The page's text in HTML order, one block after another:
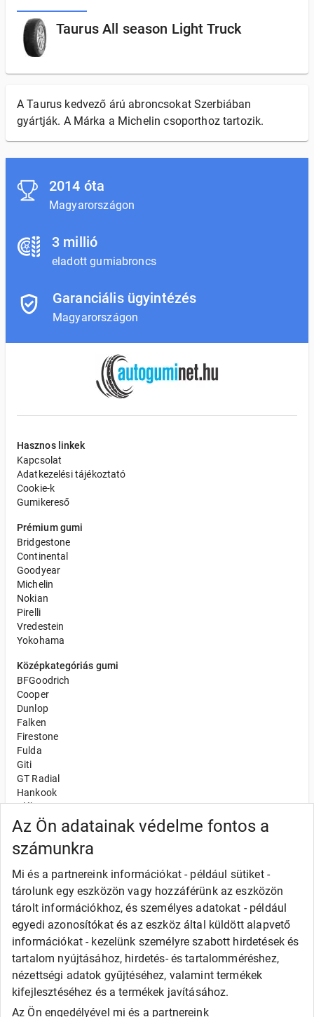
Taurus All season Light Truck
A Taurus kedvező árú abroncsokat Szerbiában
gyártják. A Márka a Michelin csoporthoz tartozik.
Az Ön adatainak védelme fontos a
számunkra
Mi és a partnereink információkat - például sütiket -
tárolunk egy eszközön vagy hozzáférünk az eszközön
tárolt információkhoz, és személyes adatokat - például
egyedi azonosítókat és az eszköz által küldött alapvető
információkat - kezelünk személyre szabott hirdetések és
tartalom nyújtásához, hirdetés- és tartalomméréshez,
nézettségi adatok gyűjtéséhez, valamint termékek
kifejlesztéséhez és a termékek javításához.
Az Ön engedélyével mi és a partnereink
2014 óta
Magyarországon
3 millió
eladott gumiabroncs
Garanciális ügyintézés
Magyarországon
Hasznos linkek
Kapcsolat
Adatkezelési tájékoztató
Cookie-k
Gumikereső
Prémium gumi
Bridgestone
Continental
Goodyear
Michelin
Nokian
Pirelli
Vredestein
Yokohama
Középkategóriás gumi
BFGoodrich
Cooper
Dunlop
Falken
Firestone
Fulda
Giti
GT Radial
Hankook
Kléber
Kumho
Nexen
Semperit
Uniroyal
Olcsó gumi
Apollo
Barum
Debica
Fortune
General
Goodride